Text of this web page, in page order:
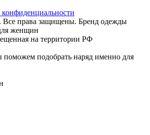
права защищены. Бренд одежды
женщин
на территории РФ
подобрать наряд именно для